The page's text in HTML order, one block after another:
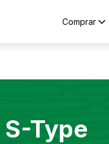
Comprar
S-Type